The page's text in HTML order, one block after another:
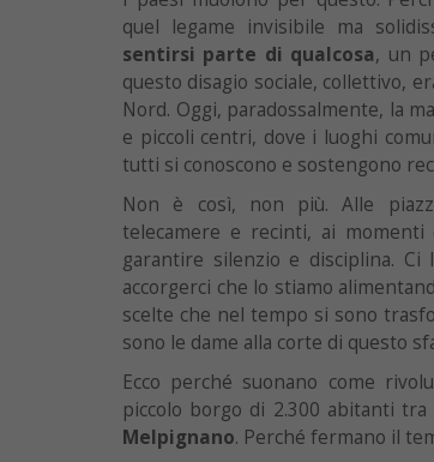
quel legame invisibile ma
sentirsi parte di qualcosa, un
questo disagio sociale, collettivo,
Nord. Oggi, paradossalmente, la
e piccoli centri, dove i luoghi
tutti si conoscono e sostengono
Non è così, non più. Alle
telecamere e recinti, ai
garantire silenzio e disciplina. Ci
accorgerci che lo stiamo
scelte che nel tempo si sono
sono le dame alla corte di questo
Ecco perché suonano come
piccolo borgo di 2.300 abitanti tra
Melpignano. Perché fermano il